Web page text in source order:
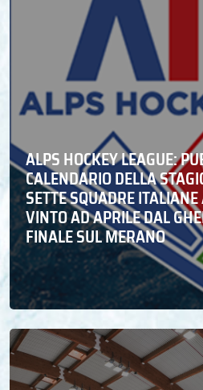
ALPS HOCKEY LEAGUE:
CALENDARIO DELLA
SETTE SQUADRE
VINTO AD APRILE DAL
FINALE SUL MERANO